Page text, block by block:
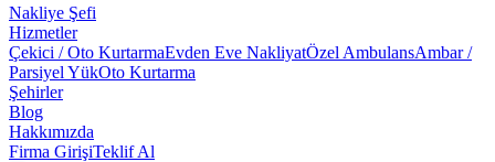
Nakliye Şefi
Hizmetler
Çekici / Oto KurtarmaEvden Eve NakliyatÖzel AmbulansAmbar /
Parsiyel YükOto Kurtarma
Şehirler
Blog
Hakkımızda
Firma GirişiTeklif Al